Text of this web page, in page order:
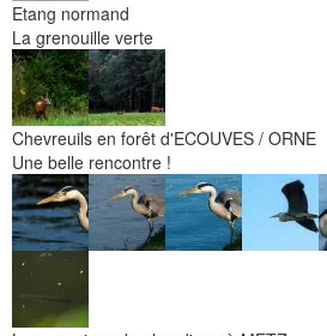
Etang normand
La grenouille verte
Chevreuils en forêt d'ECOUVES / ORNE
Une belle rencontre !